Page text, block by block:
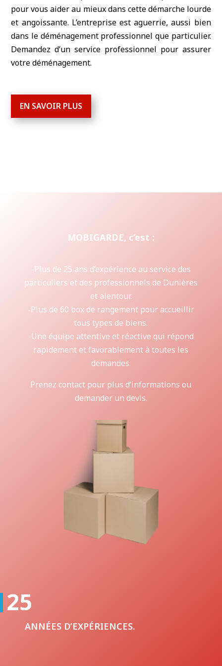
pour vous aider au mieux dans cette démarche lourde
et angoissante. L’entreprise est aguerrie, aussi bien
dans le déménagement professionnel que particulier.
Demandez d’un service professionnel pour assurer
votre déménagement.
EN SAVOIR PLUS
MOBIGARDE, c’est :
-Plus de 25 ans d’expérience au service des
particuliers et des professionnels de Dunières
et alentour.
-Plus de 60 box de rangement pour accueillir
tous types de biens.
-Une équipe attentive et réactive qui répond
rapidement et favorablement à toutes les
demandes.
Prenez contact pour plus d’informations ou
demander un devis.
25
ANNÉES D’EXPÉRIENCES.